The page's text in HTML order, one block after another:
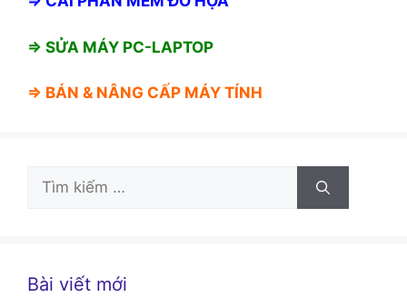
⇒ SỬA MÁY PC-LAPTOP
⇒ BÁN & NÂNG CẤP MÁY TÍNH
Tìm
Bài viết mới